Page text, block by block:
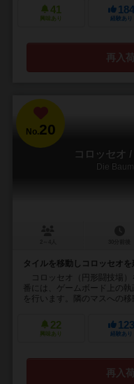
41
興味あり
184
経験あり
再入
No.20
コロッセオ
Die
タイルを移動しコロッセオを
コロッセオ（円形闘技場
番には、ゲームボード上の
を行います。隣のマスへの
22
興味あり
123
経験あり
再入